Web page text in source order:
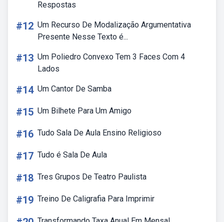
Respostas
#12 Um Recurso De Modalização Argumentativa
Presente Nesse Texto é...
#13 Um Poliedro Convexo Tem 3 Faces Com 4
Lados
#14 Um Cantor De Samba
#15 Um Bilhete Para Um Amigo
#16 Tudo Sala De Aula Ensino Religioso
#17 Tudo é Sala De Aula
#18 Tres Grupos De Teatro Paulista
#19 Treino De Caligrafia Para Imprimir